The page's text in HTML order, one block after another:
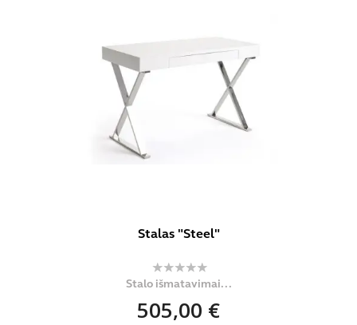
Stalas "Steel"
Stalo išmatavimai...
505,00 €